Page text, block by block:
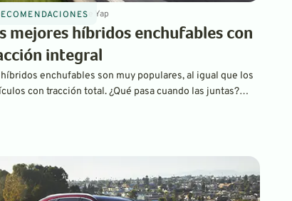
Feb 7, 2025ByLaurance Yap
mejores híbridos enchufables con
integral
enchufables son muy populares, al igual que los
con tracción total. ¿Qué pasa cuando las juntas?